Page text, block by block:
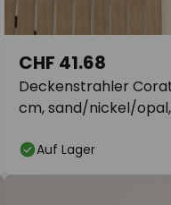
Deckenstrahler
cm, sand/nickel/
CHF 41.68
Auf Lager